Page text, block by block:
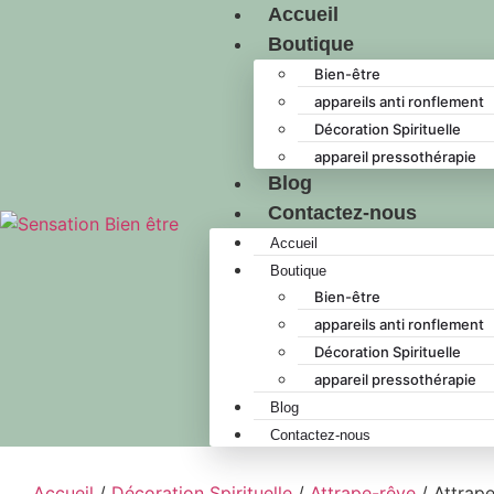
Accueil
Boutique
Bien-être
appareils anti ronflement
Décoration Spirituelle
appareil pressothérapie
Blog
Contactez-nous
Accueil
Boutique
Bien-être
appareils anti ronflement
Décoration Spirituelle
appareil pressothérapie
Blog
Contactez-nous